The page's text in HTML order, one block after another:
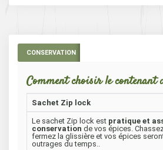
CONSERVATION
Comment choisir le contenant
Sachet Zip lock
Le sachet Zip lock est pratique et
conservation de vos épices.
fermez la glissière et vos épices
outrages du temps..